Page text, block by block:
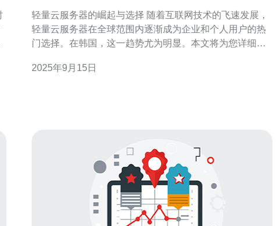
轻量云服务器的崛起与选择 随着互联网技术的飞速发展，
轻量云服务器在全球范围内逐渐成为企业和个人用户的热
门选择。在韩国，这一趋势尤为明显。本文将为您详细介
性能对比。 以下是三大精华要点： 轻量云服务器的优势：
2025年9月15日